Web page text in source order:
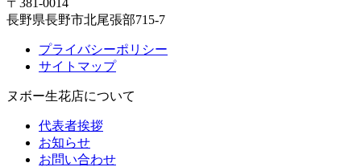
長野県長野市北尾張部715-7
プライバシーポリシー
サイトマップ
ヌボー生花店について
代表者挨拶
お知らせ
お問い合わせ